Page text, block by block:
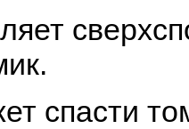
спасти